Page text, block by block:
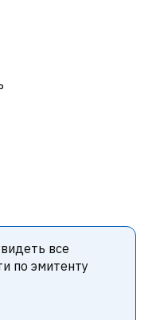
все
по эмитенту